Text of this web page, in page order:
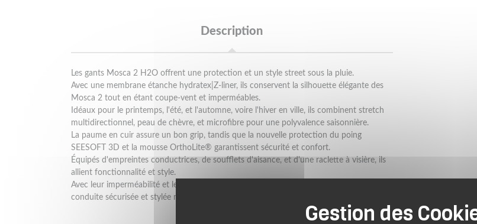
Description
Les gants Mosca 2 H2O offrent une protection et un style street sous la pluie.
Avec une membrane étanche hydratex|Z-liner, ils conservent la silhouette élégante des
Mosca 2 tout en étant coupe-vent et imperméables.
Idéaux pour le printemps, l'été, et l'automne, voire l'hiver en ville, ils combinent stretch
multidirectionnel, peau de chèvre, et microfibre pour une polyvalence saisonnière.
La paume en cuir assure un bon grip, tandis que la nouvelle protection du poing
SEESOFT 3D et la mousse OrthoLite® garantissent sécurité et confort.
Équipés d'empreintes conductrices, de soufflets d'aisance, et d'une raclette à visière, ils
allient fonctionnalité et style.
Avec leur imperméabilité et leurs détails réfléchissants, les Mosca 2 H2O offrent une
conduite sécurisée et stylée même sous la pluie.